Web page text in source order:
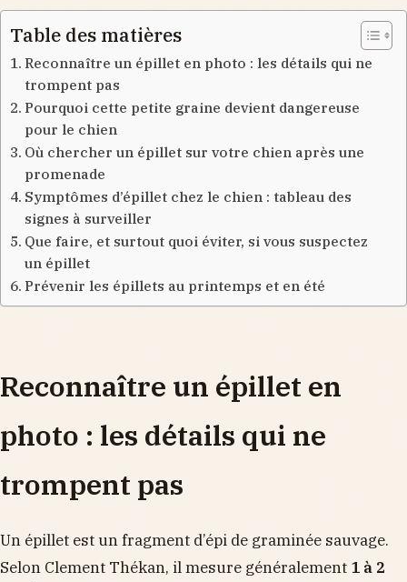
Table des matières
Reconnaître un épillet en photo : les détails qui ne
trompent pas
Pourquoi cette petite graine devient dangereuse
pour le chien
Où chercher un épillet sur votre chien après une
promenade
Symptômes d’épillet chez le chien : tableau des
signes à surveiller
Que faire, et surtout quoi éviter, si vous suspectez
un épillet
Prévenir les épillets au printemps et en été
Reconnaître un épillet en
photo : les détails qui ne
trompent pas
Un épillet est un fragment d’épi de graminée sauvage.
Selon Clement Thékan, il mesure généralement 1 à 2